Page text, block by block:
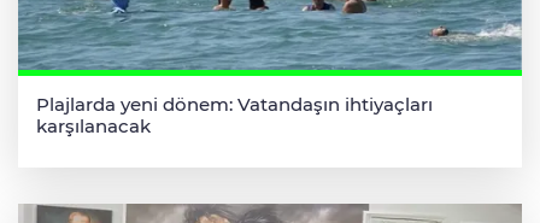
Plajlarda yeni dönem: Vatandaşın ihtiyaçları
karşılanacak